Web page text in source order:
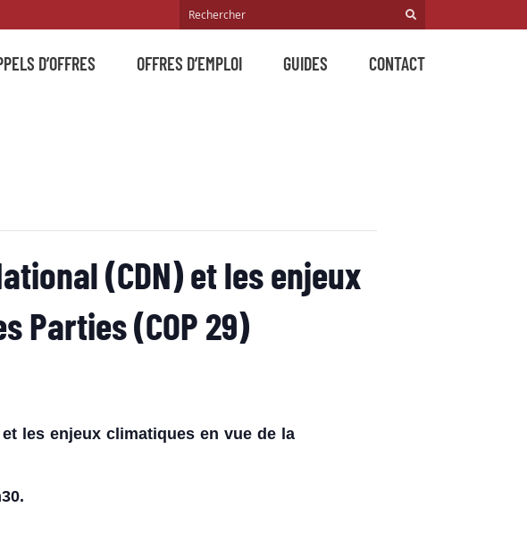
D’OFFRES OFFRES D’EMPLOI GUIDES CONTACT
(CDN) et les enjeux
Parties (COP 29)
les enjeux climatiques en vue de la